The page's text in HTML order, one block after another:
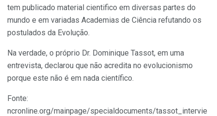
tem publicado material cientifico em diversas partes do
mundo e em variadas Academias de Ciência refutando os
postulados da Evolução.
Na verdade, o próprio Dr. Dominique Tassot, em uma
entrevista, declarou que não acredita no evolucionismo
porque este não é em nada científico.
Fonte:
ncronline.org/mainpage/specialdocuments/tassot_intervie